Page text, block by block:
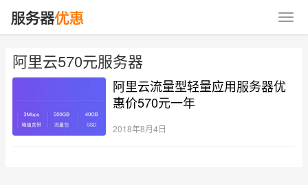
阿里云570元服务器
阿里云流量型轻量应用服务器优
惠价570元一年
2018年8月4日